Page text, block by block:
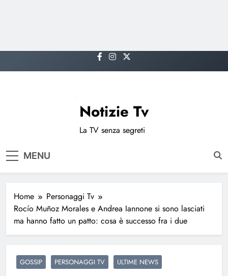
to
Notizie Tv
La TV senza segreti
MENU
Home
Personaggi Tv
Rocío Muñoz Morales e Andrea Iannone si sono lasciati
ma hanno fatto un patto: cosa è successo fra i due
GOSSIP PERSONAGGI TV ULTIME NEWS